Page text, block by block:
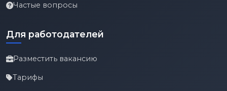
Частые вопросы
Для работодателей
Разместить вакансию
Тарифы